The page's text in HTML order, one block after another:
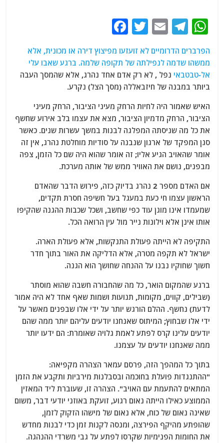
W
at
s
A
p
p
T
e
g
ra
m
E
m
ai
l
T
itt
er
c
e
b
o
o
k
הפרברים הדרומיים לא זועזעו מפיצוץ דירה או מכונית, אלא
ממשהו שדמה לנפילתה של תקופה שלמה. ברגע שאבו עלי
אל-טבטבאי נפל , לא רק אדם אחד נהרג, אלא שהמסך העבה
ביותר במבנה של חיזבאללה (מסך הצל) נקרע.
האיש שאמור היה לחיות הרחק מעיני הציבור, הרחק מעיני
הציבור, הרחק מדמיון הציבור, מצא את עצמו בלב אירוע שחשף
את כל מה שניסתה המפלגה לבנות במשך עשרות שנים. כאשר
סגן המפקד של ארגון שנבנה על סודיות מוחלטת נהרג, אין זה
אומר שהאויב הגיע אליו; זה אומר שהוא היה שם כל הזמן, צפה
מבפנים, נושם את האוויר ממש של אותה מערכת.
אם האדם מספר 2 נהרג בדיוק כזה, פירוש הדבר שהאדם
הראשון עצמו חי כעת במעגל בעל חשיפה חסרת תקדים,
שמעמדו אינו מוגן עוד כפי שחשב, ושכל שכבות ההגנה שהקיפו
אותו אינן אלא וילונות נייר מול עין הרואה הכל.
התקיפה לא הייתה פעולת התנקשות, אלא פעולת הארה.
ישראל לא תקפה מטרה, אלא הדליקה את האור בתוך חדר
חשוך שחוקיו נבנו על ההנחה שחושך הוא הגנה.
ברגע שהמקום הואר, כל מה שהחבורה חשבה שהוא מוסתר
(שבילים, קווים, מקומות, תנועות ושמות שאף אחד לא היה אמור
לדעת) נחשף. ההלם הורגש יותר על ידי אלו שבפנים מאשר על
ידי אלו שבחוץ; המיתוס שאנחנו יודעים עליהם יותר ממה שהם
יודעים עלינו קרס לפתע לאמת גלויה שאומרת: הם ידעו יותר
ממה שאנחנו יודעים על עצמנו.
בתוך כל המהפך הזה, פרסם עמאר הצהרה מקפיאה:
"ההתנגדות פועלת בחוכמה ובסבלנות מירביות ותקבע את הזמן
המתאים להתעמת עם האויב". הצהרה זו, שעוברת ליד המאזין
הממוצע כאילו הייתה נאום רגוע, זועקת באוזני יודעי דבר, משום
שאינה נאום של כוח, אלא נאום של מישהו הזקוק לזמן,
שהופתע מהיקף הפירצה, ומנסה לקנות זמן כדי לבנות מחדש
את החומות הפנימיות שקרסו לפתע על גבי משרדי ההנהגה.